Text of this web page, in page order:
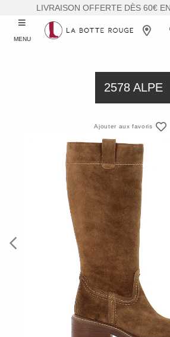
LIVRAISON OFFERTE DÈS 60€
MENU
2578 ALPE
Ajouter aux favoris